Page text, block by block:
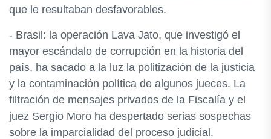
que le resultaban desfavorables.
- Brasil: la operación Lava Jato, que investigó el
mayor escándalo de corrupción en la historia del
país, ha sacado a la luz la politización de la justicia
y la contaminación política de algunos jueces. La
filtración de mensajes privados de la Fiscalía y el
juez Sergio Moro ha despertado serias sospechas
sobre la imparcialidad del proceso judicial.